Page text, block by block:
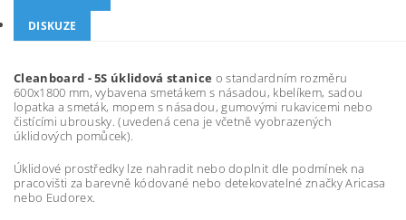
DISKUZE
Cleanboard - 5S úklidová stanice o standardním rozměru
600x1800 mm, vybavena smetákem s násadou, kbelíkem, sadou
lopatka a smeták, mopem s násadou, gumovými rukavicemi nebo
čistícími ubrousky. (uvedená cena je včetně vyobrazených
úklidových pomůcek).
Úklidové prostředky lze nahradit nebo doplnit dle podmínek na
pracovišti za barevně kódované nebo detekovatelné značky Aricasa
nebo Eudorex.